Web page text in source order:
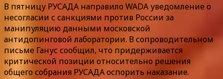
В пятницу РУСАДА направило WADA уведомление о
несогласии с санкциями против России за
манипуляцию данными московской
антидопинговой лаборатории. В сопроводительном
письме Ганус сообщил, что придерживается
критической позиции относительно решения
общего собрания РУСАДА оспорить наказание.